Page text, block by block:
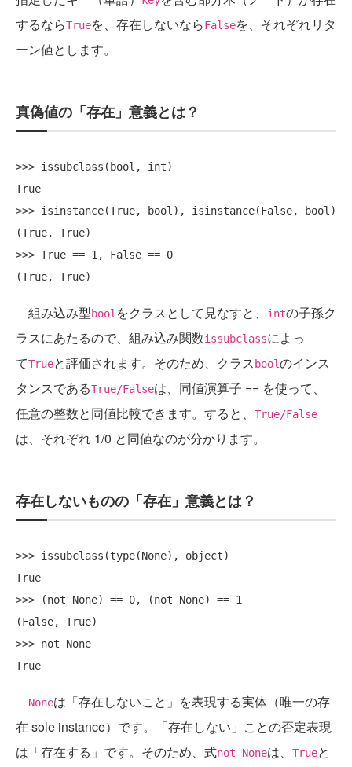
するならTrueを、存在しないならFalseを、それぞれリタ
ーン値とします。
真偽値の「存在」意義とは？
>>> issubclass(bool, int)
True
>>> isinstance(True, bool), isinstance(False, bool)
(True, True)
>>> True == 1, False == 0
組み込み型bool をクラスとして見なすと、 intの子孫ク
ラスにあたるので、組み込み関数issubclassによっ
てTrueと評価されます。そのため、クラス boolのインス
タンスであるTrue/Falseは、同値演算子 == を使って、
任意の整数と同値比較できます。すると、
True/False
は、それぞれ 1/0 と同値なのが分かります。
存在しないものの「存在」意義とは？
>>> issubclass(type(None), object)
True
>>> (not None) == 0, (not None) == 1
(False, True)
>>> not None
Noneは「存在しないこと」を表現する実体（唯一の存
在 sole instance）です。「存在しない」ことの否定表現
は「存在する」です。そのため、式not Noneは、 Trueと